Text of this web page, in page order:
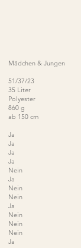
Mädchen & Jungen
51/37/23
35 Liter
Polyester
860 g
ab 150 cm
Ja
Ja
Ja
Ja
Nein
Ja
Nein
Nein
Ja
Nein
Nein
Nein
Ja